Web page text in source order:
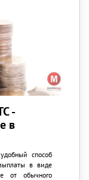
-
в
способ
в виде
от обычного